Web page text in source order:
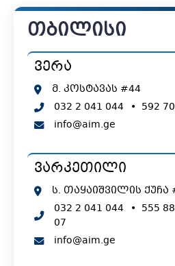
თბილისი
ვერა
მ. კოსტავას #44
032 2 041 044 • 592
info@aim.ge
ვარკეთილი
ს. თაყაიშვილის ქუჩა
032 2 041 044 • 555
07
info@aim.ge